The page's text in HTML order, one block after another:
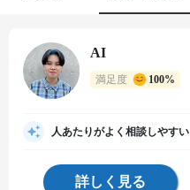
AI
満足度 100%
人あたりがよく相談しやすい
詳しく見る